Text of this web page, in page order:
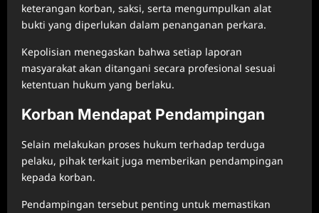
keterangan korban, saksi, serta mengumpulkan alat
bukti yang diperlukan dalam penanganan perkara.
Kepolisian menegaskan bahwa setiap laporan
masyarakat akan ditangani secara profesional sesuai
ketentuan hukum yang berlaku.
Korban Mendapat Pendampingan
Selain melakukan proses hukum terhadap terduga
pelaku, pihak terkait juga memberikan pendampingan
kepada korban.
Pendampingan tersebut penting untuk memastikan